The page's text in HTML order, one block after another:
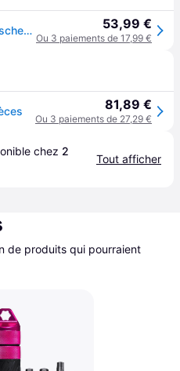
Wera Wera Bicycle Set 1 - Ratschenschlüssel mit Bitsatz 05004170001 Jeu dembouts 12 pièces 53,99 €
Ou 3 paiements de 17,99 €
81,89 €
Ou 3 paiements de 27,29 €
chez 2
Tout afficher
de produits qui pourraient